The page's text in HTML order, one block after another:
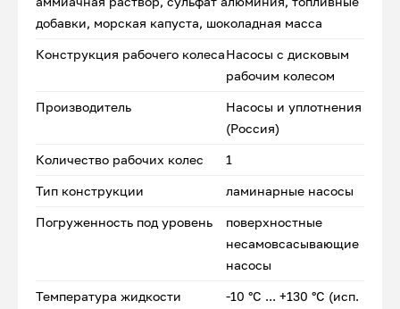
добавки, морская капуста, шоколадная масса
Конструкция рабочего колесаНасосы с дисковым
рабочим колесом
Производитель
Насосы и уплотнения
(Россия)
Количество рабочих колес 1
Тип конструкции ламинарные насосы
Погруженность под уровень
поверхностные
несамовсасывающие
насосы
Температура жидкости
-10 °С ... +130 °С (исп.